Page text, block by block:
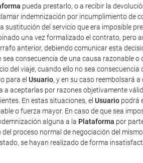
pueda prestarlo, o a recibir la
indemnización por incumplimiento de
sustitución del servicio que era imposible
una vez formalizado el contrato, pero
anterior, debiendo comunicar esta
consecuencia de una causa razonable o
del viaje, cuando ello no sea consecuencia
para el Usuario, y en su caso reembolsará
a aceptarlas por razones objetivamente
En estas situaciones, el Usuario podrá
o fuerza mayor. En caso de que sea
alguna a la Plataforma por
proceso normal de negociación del
se hayan realizado de forma